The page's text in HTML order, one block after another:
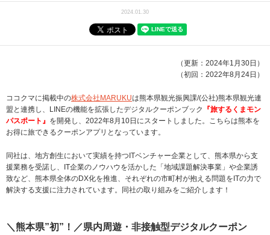
2024.01.30
（更新：2024年1月30日）
（初回：2022年8月24日）
ココクマに掲載中の株式会社MARUKUは熊本県観光振興課/(公社)熊本県観光連
盟と連携し、LINEの機能を拡張したデジタルクーポンブック
『旅するくまモン
パスポート』 を開発し、2022年8月10日にスタートしました。こちらは熊本を
お得に旅できるクーポンアプリとなっています。
同社は、地方創生において実績を持つITベンチャー企業として、熊本県から支
援業務を受諾し、IT企業のノウハウを活かした「地域課題解決事業」や企業誘
致など、熊本県全体のDX化を推進、それぞれの市町村が抱える問題をITの力で
解決する支援に注力されています。同社の取り組みをご紹介します！
＼熊本県”初”！／県内周遊・非接触型デジタルクーポン